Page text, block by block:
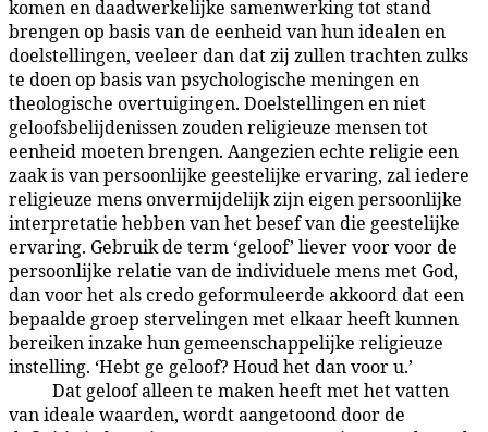
komen en daadwerkelijke samenwerking tot stand
brengen op basis van de eenheid van hun idealen en
doelstellingen, veeleer dan dat zij zullen trachten zulks
te doen op basis van psychologische meningen en
theologische overtuigingen. Doelstellingen en niet
geloofsbelijdenissen zouden religieuze mensen tot
eenheid moeten brengen. Aangezien echte religie een
zaak is van persoonlijke geestelijke ervaring, zal iedere
religieuze mens onvermijdelijk zijn eigen persoonlijke
interpretatie hebben van het besef van die geestelijke
ervaring. Gebruik de term ‘geloof’ liever voor voor de
persoonlijke relatie van de individuele mens met God,
dan voor het als credo geformuleerde akkoord dat een
bepaalde groep stervelingen met elkaar heeft kunnen
bereiken inzake hun gemeenschappelijke religieuze
instelling. ‘Hebt ge geloof? Houd het dan voor u.’
Dat geloof alleen te maken heeft met het vatten
van ideale waarden, wordt aangetoond door de